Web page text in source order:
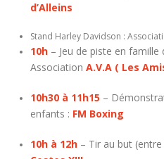
d’Alleins
Stand Harley Davidson :
10h – Jeu de piste en famille
AssociationA.V.A ( Les
10h30 à 11h15 –
enfants : FM Boxing
10h à 12h – Tir au but